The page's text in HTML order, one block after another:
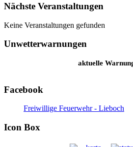
Nächste Veranstaltungen
Keine Veranstaltungen gefunden
Unwetterwarnungen
aktuelle
Facebook
Freiwillige Feuerwehr - Lieboch
Icon Box